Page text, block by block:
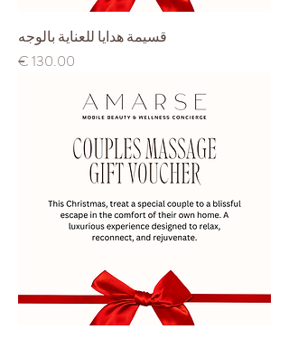
قسيمة هدايا للعناية بالوجه
السعر